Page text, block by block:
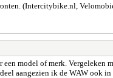
(Intercitybike.nl,
model of merk. Vergeleken
aangezien ik de WAW ook